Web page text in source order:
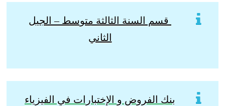
قسم السنة الثالثة متوسط – الجيل
الثاني
بنك الفروض و الإختبارات في الفيزياء